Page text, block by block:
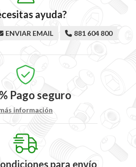
ayuda?
ENVIAR EMAIL 881 604 800
Pago seguro
información
para envío